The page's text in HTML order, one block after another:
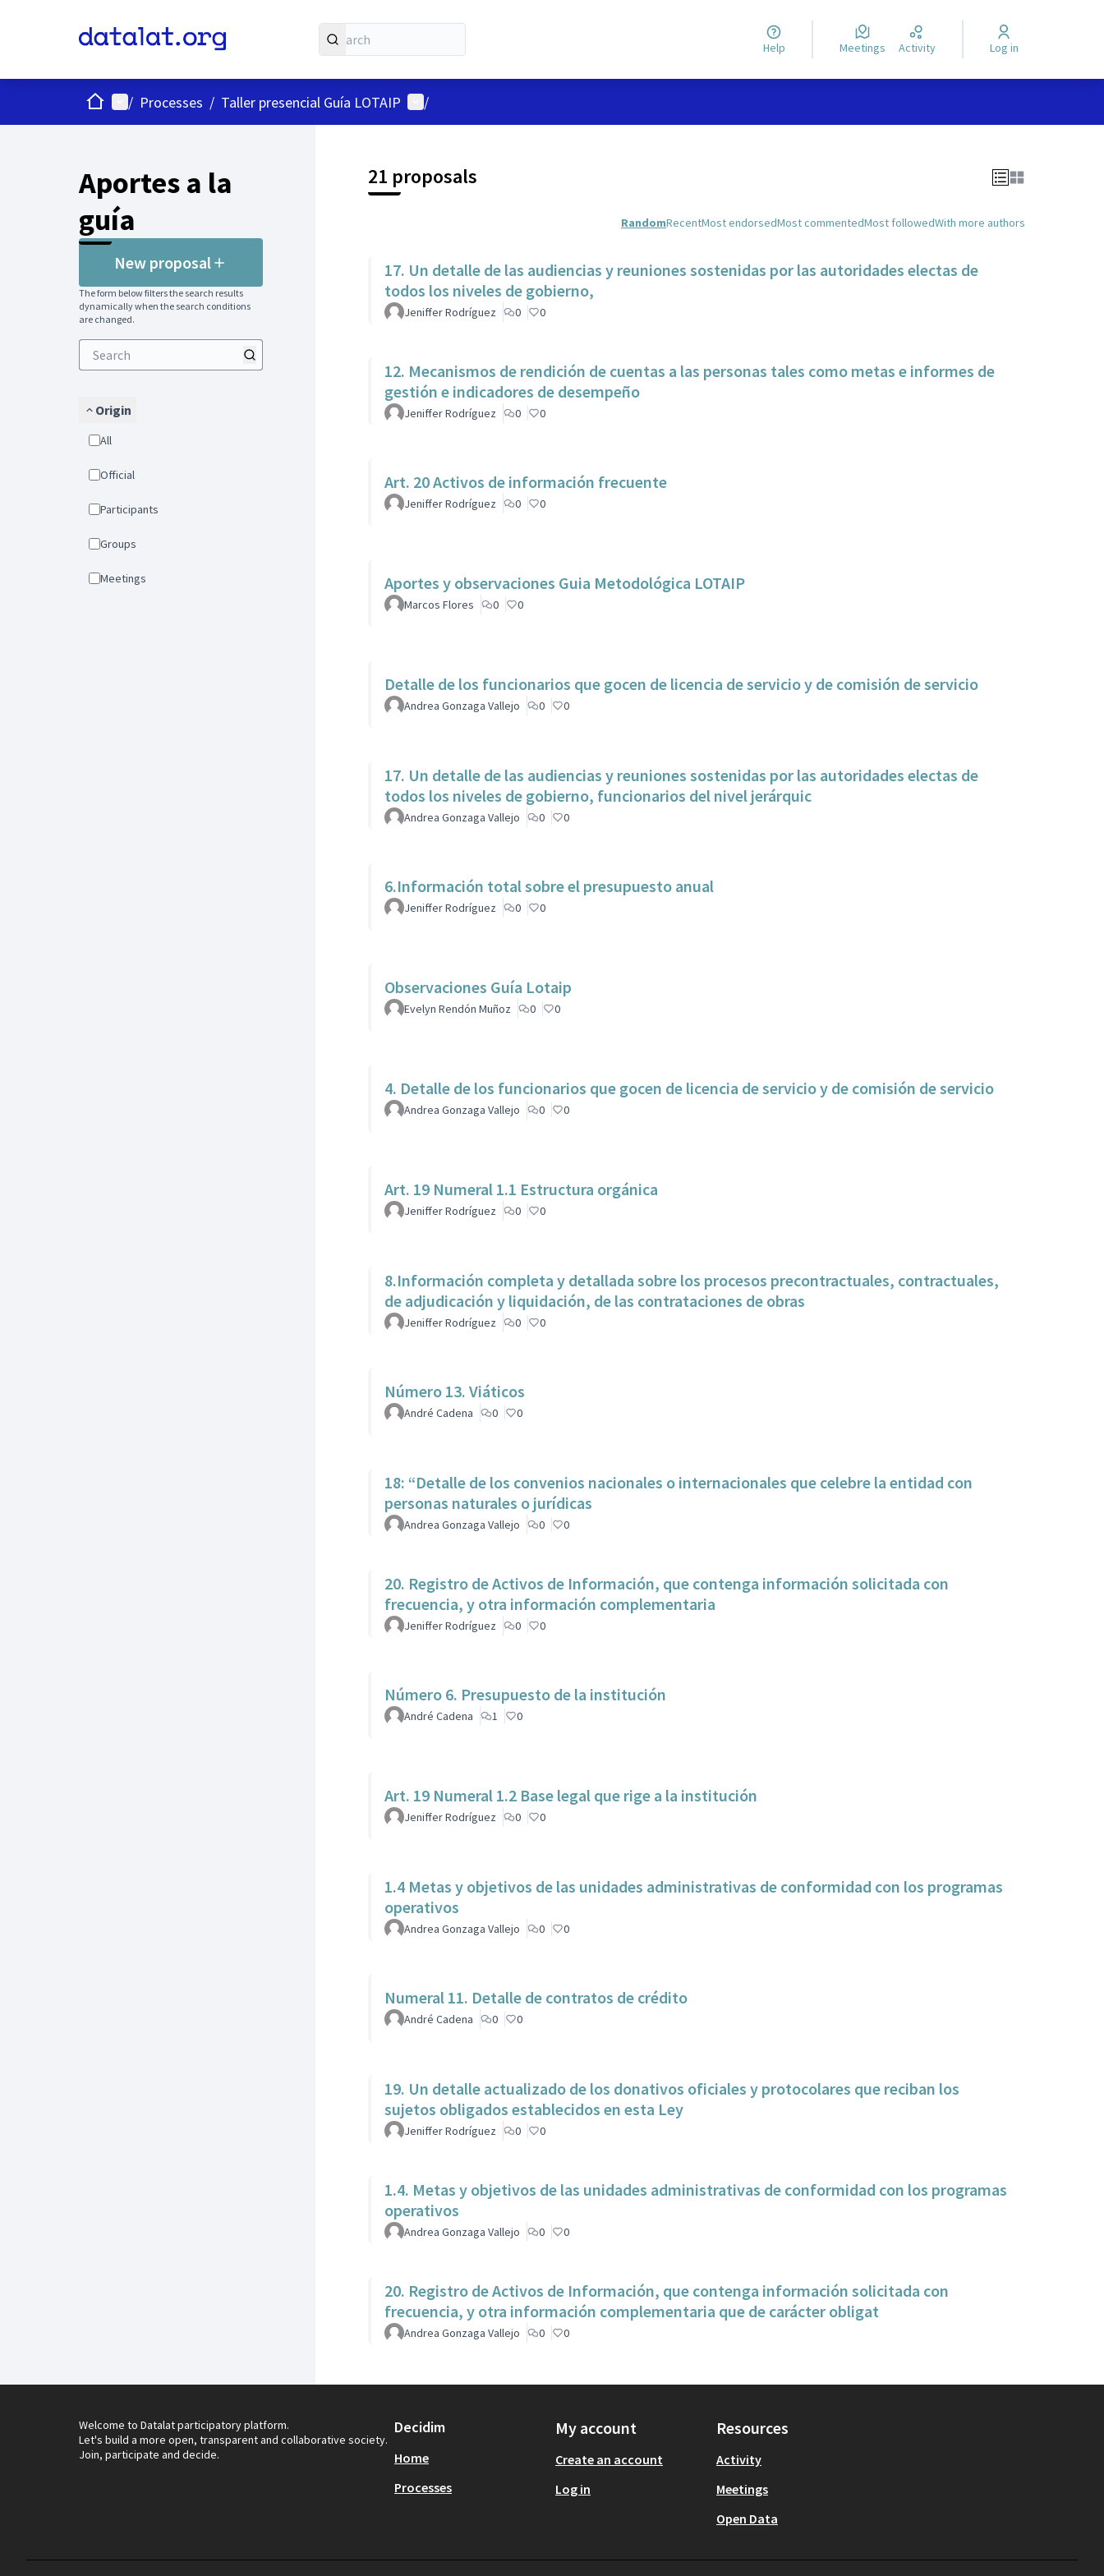
Help Meetings Activity Log in
HomeMain menu
/ Processes / Taller presencial Guía LOTAIP User menu
/
Aportes a la
guía
New proposal
The form below filters the search results
dynamically when the search conditions
are changed.
Origin
All
Official
Participants
Groups
Meetings
21 proposals
RandomRecentMost endorsedMost commentedMost followedWith more authors
17. Un detalle de las audiencias y reuniones sostenidas por las autoridades electas de
todos los niveles de gobierno,
Jeniffer Rodríguez 0 0
12. Mecanismos de rendición de cuentas a las personas tales como metas e informes de
gestión e indicadores de desempeño
Jeniffer Rodríguez 0 0
Art. 20 Activos de información frecuente
Jeniffer Rodríguez 0 0
Aportes y observaciones Guia Metodológica LOTAIP
Marcos Flores 0 0
Detalle de los funcionarios que gocen de licencia de servicio y de comisión de servicio
Andrea Gonzaga Vallejo 0 0
17. Un detalle de las audiencias y reuniones sostenidas por las autoridades electas de
todos los niveles de gobierno, funcionarios del nivel jerárquic
Andrea Gonzaga Vallejo 0 0
6.Información total sobre el presupuesto anual
Jeniffer Rodríguez 0 0
Observaciones Guía Lotaip
Evelyn Rendón Muñoz 0 0
4. Detalle de los funcionarios que gocen de licencia de servicio y de comisión de servicio
Andrea Gonzaga Vallejo 0 0
Art. 19 Numeral 1.1 Estructura orgánica
Jeniffer Rodríguez 0 0
8.Información completa y detallada sobre los procesos precontractuales, contractuales,
de adjudicación y liquidación, de las contrataciones de obras
Jeniffer Rodríguez 0 0
Número 13. Viáticos
André Cadena 0 0
18: “Detalle de los convenios nacionales o internacionales que celebre la entidad con
personas naturales o jurídicas
Andrea Gonzaga Vallejo 0 0
20. Registro de Activos de Información, que contenga información solicitada con
frecuencia, y otra información complementaria
Jeniffer Rodríguez 0 0
Número 6. Presupuesto de la institución
André Cadena 1 0
Art. 19 Numeral 1.2 Base legal que rige a la institución
Jeniffer Rodríguez 0 0
1.4 Metas y objetivos de las unidades administrativas de conformidad con los programas
operativos
Andrea Gonzaga Vallejo 0 0
Numeral 11. Detalle de contratos de crédito
André Cadena 0 0
19. Un detalle actualizado de los donativos oficiales y protocolares que reciban los
sujetos obligados establecidos en esta Ley
Jeniffer Rodríguez 0 0
1.4. Metas y objetivos de las unidades administrativas de conformidad con los programas
operativos
Andrea Gonzaga Vallejo 0 0
20. Registro de Activos de Información, que contenga información solicitada con
frecuencia, y otra información complementaria que de carácter obligat
Andrea Gonzaga Vallejo 0 0
Welcome to Datalat participatory platform.
Let's build a more open, transparent and collaborative society.
Join, participate and decide.
Decidim
Home
Processes
My account
Create an account
Log in
Resources
Activity
Meetings
Open Data